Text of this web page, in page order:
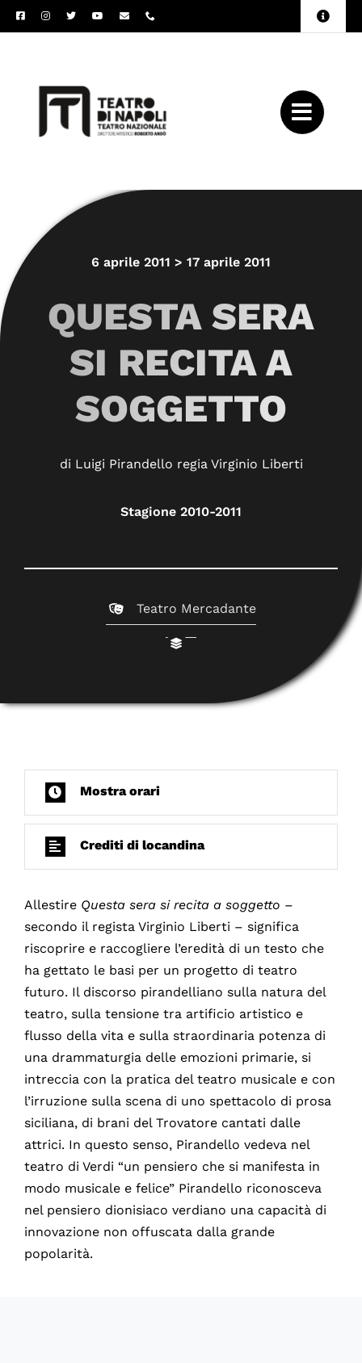
Salta
al
Toggle
6 aprile 2011 > 17 aprile 2011
QUESTA SERA
SI RECITA A
SOGGETTO
di Luigi Pirandello regia Virginio Liberti
Stagione 2010-2011
Teatro Mercadante
Mostra orari
Crediti di locandina
Allestire Questa sera si recita a soggetto –
secondo il regista Virginio Liberti – significa
riscoprire e raccogliere l’eredità di un testo che
ha gettato le basi per un progetto di teatro
futuro. Il discorso pirandelliano sulla natura del
teatro, sulla tensione tra artificio artistico e
flusso della vita e sulla straordinaria potenza di
una drammaturgia delle emozioni primarie, si
intreccia con la pratica del teatro musicale e con
l’irruzione sulla scena di uno spettacolo di prosa
siciliana, di brani del Trovatore cantati dalle
attrici. In questo senso, Pirandello vedeva nel
teatro di Verdi “un pensiero che si manifesta in
modo musicale e felice” Pirandello riconosceva
nel pensiero dionisiaco verdiano una capacità di
innovazione non offuscata dalla grande
popolarità.